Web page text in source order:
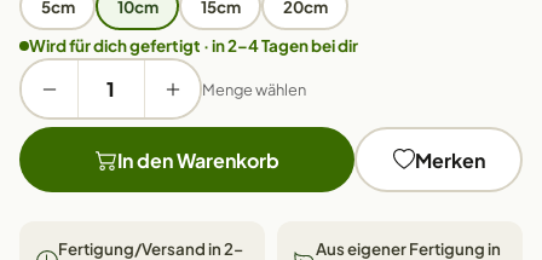
5cm 10cm 15cm
20cm
Wird für dich gefertigt · in 2–4 Tagen bei dir
Menge wählen
In den Warenkorb Merken
Fertigung/Versand in 2–
Aus eigener Fertigung in